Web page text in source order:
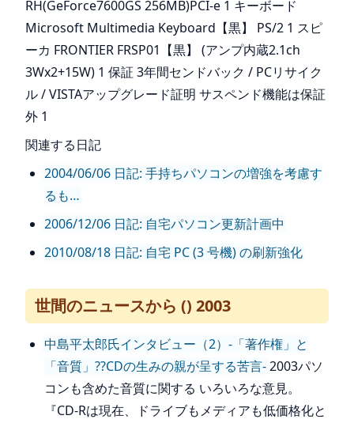
RH(GeForce7600GS 256MB)PCI-e 1 キーボード
Microsoft Multimedia Keyboard【黒】 PS/2 1 スピ
ーカ FRONTIER FRSP01【黒】 (アンプ内蔵2.1ch
3Wx2+15W) 1 保証 3年間センドバック / PCリサイク
ル / VISTAアップグレード証明 サスペンド機能は保証
外 1
関連する日記
2004/06/06 日記: 手持ちパソコンの増強を考慮す
るも…
2006/12/06 日記: 自宅パソコン更新計画中
2010/08/18 日記: 自宅 PC (3 号機) の刷新強化
世間のニュースから () 2003
中島平太郎氏インタビュー（2）-「著作権」と
「音質」??CDの生みの親が呈する苦言-2003パソ
コンも含めた音質に関する いろいろな意見。
『CD-Rは現在、ドライブもメディアも低価格化と